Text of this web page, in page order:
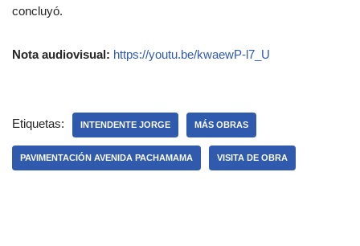
concluyó.
Nota audiovisual: https://youtu.be/kwaewP-l7_U
Etiquetas: INTENDENTE JORGE MÁS OBRAS
PAVIMENTACIÓN AVENIDA PACHAMAMA VISITA DE OBRA